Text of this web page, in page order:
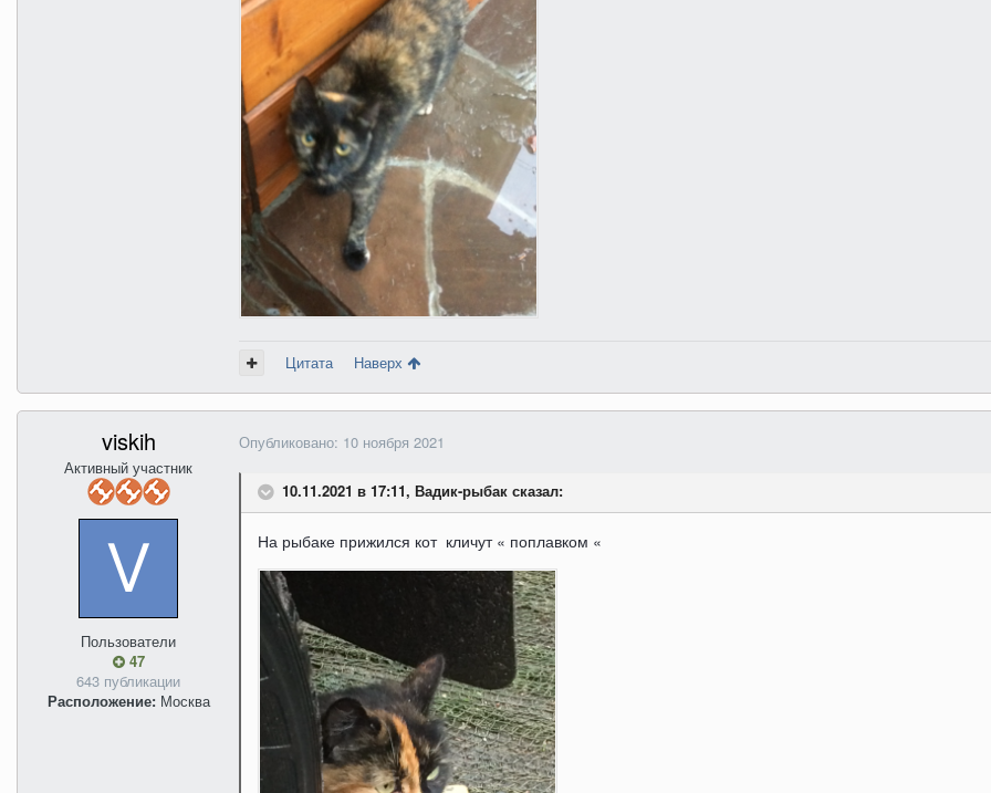
Цитата Наверх
viskih
Активный участник
Пользователи
47
643 публикации
Расположение:Москва
Опубликовано: 10 ноября 2021
10.11.2021 в 17:11, Вадик-рыбак сказал:
На рыбаке прижился кот кличут « поплавком «